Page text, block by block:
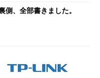
側、全部書きました。